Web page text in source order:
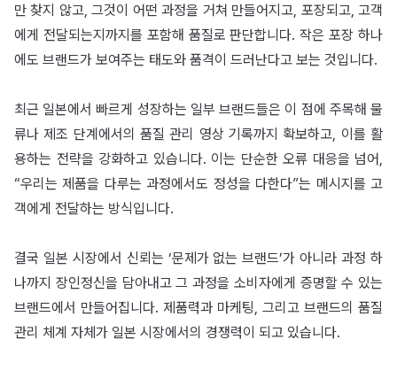
만 찾지 않고, 그것이 어떤 과정을 거쳐 만들어지고, 포장되고, 고객
에게 전달되는지까지를 포함해 품질로 판단합니다. 작은 포장 하나
에도 브랜드가 보여주는 태도와 품격이 드러난다고 보는 것입니다.
최근 일본에서 빠르게 성장하는 일부 브랜드들은 이 점에 주목해 물
류나 제조 단계에서의 품질 관리 영상 기록까지 확보하고, 이를 활
용하는 전략을 강화하고 있습니다. 이는 단순한 오류 대응을 넘어,
“우리는 제품을 다루는 과정에서도 정성을 다한다”는 메시지를 고
객에게 전달하는 방식입니다.
결국 일본 시장에서 신뢰는 ‘문제가 없는 브랜드’가 아니라 과정 하
나까지 장인정신을 담아내고 그 과정을 소비자에게 증명할 수 있는
브랜드에서 만들어집니다. 제품력과 마케팅, 그리고 브랜드의 품질
관리 체계 자체가 일본 시장에서의 경쟁력이 되고 있습니다.